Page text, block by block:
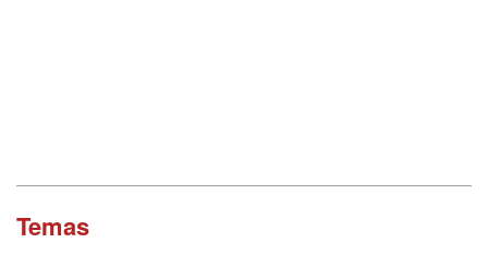
Temas